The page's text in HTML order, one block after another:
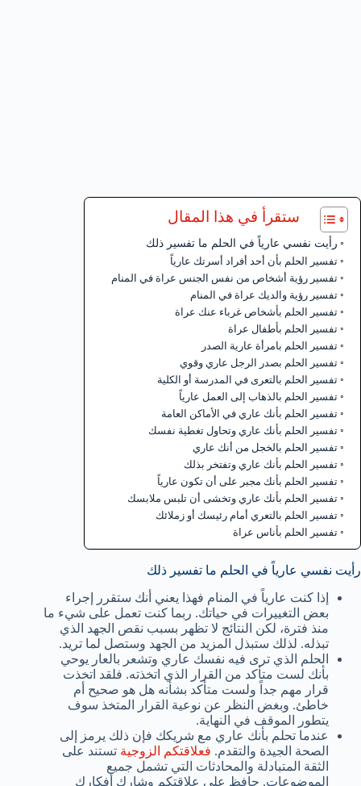
ستقرأ في هذا المقال
رأيت نفسي عارياً في الحلم ما تفسير ذلك
تفسير الحلم بأن أحد أفراد أسرتك عارياً
تفسير رؤية أشخاص من نفس الجنس عراة في المنام
تفسير رؤية والديك عراة في المنام
تفسير الحلم بأشخاص غرباء عنك عراة
تفسير الحلم بأطفال عراة
تفسير الحلم بامرأة عارية الصدر
تفسير الحلم بصدر الرجل عاري وقوي
تفسير الحلم بالتعرى في المدرسة أو الكلية
تفسير الحلم بالذهاب إلى العمل عارياً
تفسير الحلم بأنك عاري في الأماكن العامة
تفسير الحلم بأنك عاري وتحاول تغطية نفسك
تفسير الحلم بالخجل من أنك عاري
تفسير الحلم بأنك عاري وتفتخر بذلك
تفسير الحلم بأنك مجبر على أن تكون عارياً
تفسير الحلم بأنك عاري وتخشى أن تلبس ملابسك
تفسير الحلم بالتعري أمام رئيسك أو زملائك
تفسير الحلم بأناس عراة
رأيت نفسي عارياً في الحلم ما تفسير ذلك
إذا كنت عارياً في المنام فهذا يعني أنك ستقرر إجراء
بعض التغييرات في حياتك. ربما كنت تعمل على شيء ما
منذ فترة، لكن النتائج لا تظهر بسبب نقص الجهد الذي
تبذله. لذلك ستبذل المزيد من الجهد وستصل لما تريد.
الحلم الذي ترى فيه نفسك عاري وتشعر بالعار يوحي
بأنك لست متأكد من القرار الذي اتخذته. فلقد اتخذت
قرار مهم جداً ولست متأكد بشأنه هل هو صحيح أم
خاطئ. وبغض النظر عن نوعية القرار المتخذ سوف
يتطور الموقف في النهاية.
عندما تحلم بأنك عاري مع شريكك فإن ذلك يرمز إلى
الصحة الجيدة والتقدم. فعلاقتكم الزوجية تستند على
الثقة المتبادلة والمحادثات التي تشمل جميع
الموضوعات. حافظ على علاقتكم وشارك أفكارك